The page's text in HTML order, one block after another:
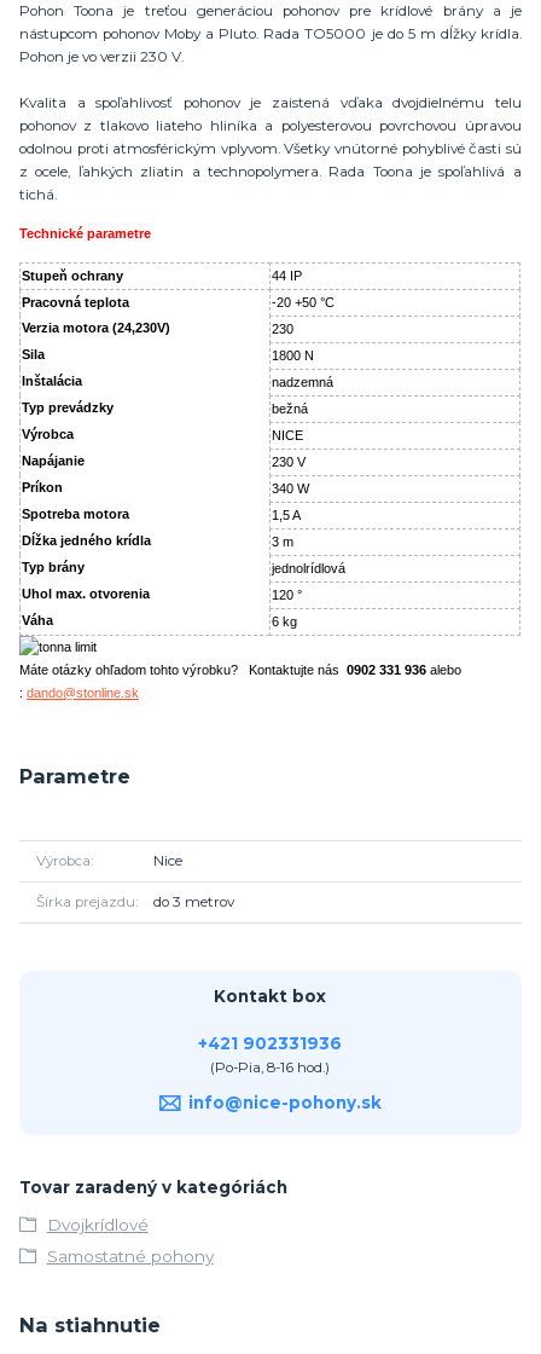
Pohon Toona je treťou generáciou pohonov pre krídlové brány a je
nástupcom pohonov Moby a Pluto. Rada TO5000 je do 5 m dĺžky krídla.
Pohon je vo verzii 230 V.
Kvalita a spoľahlivosť pohonov je zaistená vďaka dvojdielnému telu
pohonov z tlakovo liateho hliníka a polyesterovou povrchovou úpravou
odolnou proti atmosférickým vplyvom. Všetky vnútorné pohyblivé časti sú
z ocele, ľahkých zliatin a technopolymera. Rada Toona je spoľahlivá a
tichá.
Technické parametre
Stupeň ochrany
44 IP
Pracovná teplota
-20 +50 °C
Verzia motora (24,230V)
230
Sila
1800 N
Inštalácia
nadzemná
Typ prevádzky
bežná
Výrobca
NICE
Napájanie
230 V
Príkon
340 W
Spotreba motora
1,5 A
Dĺžka jedného krídla
3 m
Typ brány
jednolrídlová
Uhol max. otvorenia
120 °
Váha
6 kg
Máte otázky ohľadom tohto výrobku? Kontaktujte nás 0902 331 936 alebo
: dando@stonline.sk
Parametre
Výrobca Nice
Šírka prejazdu do 3 metrov
Kontakt box
+421 902331936
(Po-Pia, 8-16 hod.)
info@nice-pohony.sk
Tovar zaradený v kategóriách
Dvojkrídlové
Samostatné pohony
Na stiahnutie